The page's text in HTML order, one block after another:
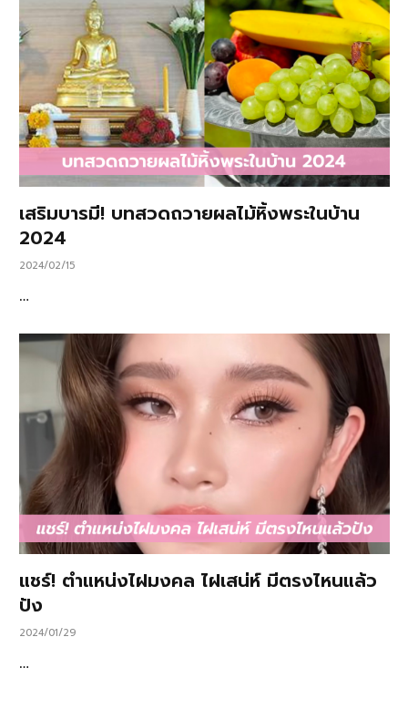
เสริมบารมี! บทสวดถวายผลไม้หิ้งพระในบ้าน
2024
2024/02/15
…
แชร์! ตำแหน่งไฝมงคล ไฝเสน่ห์ มีตรงไหนแล้ว
ปัง
2024/01/29
…